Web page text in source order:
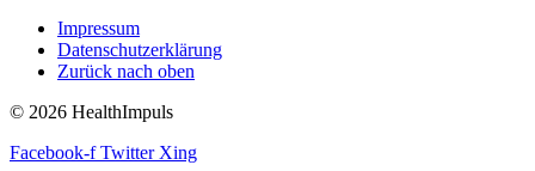
Impressum
Datenschutzerklärung
Zurück nach oben
© 2026 HealthImpuls
Facebook-f Twitter Xing